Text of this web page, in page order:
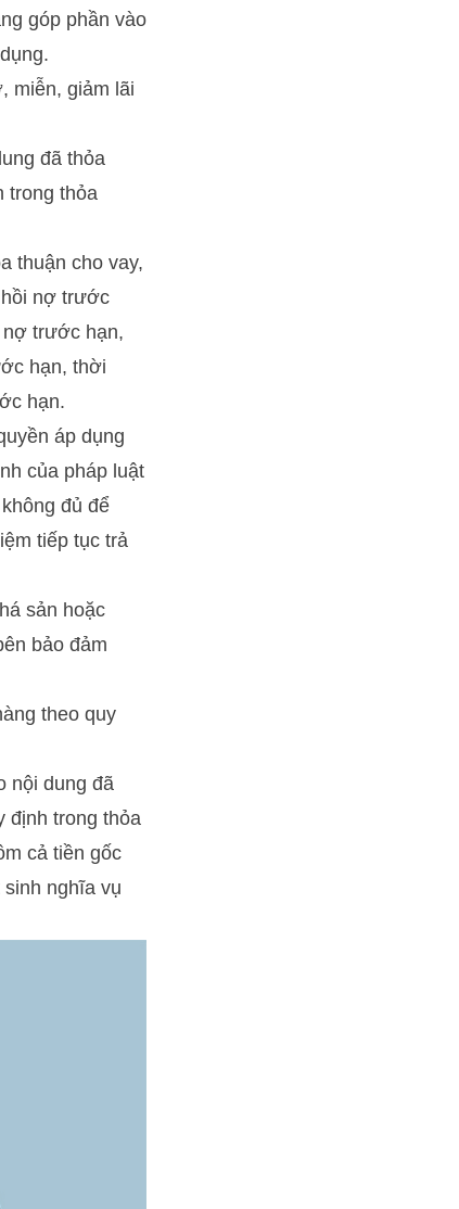
góp phần vào
miễn, giảm lãi
đã thỏa
trong thỏa
thuận cho vay,
hồi nợ trước
nợ trước hạn,
hạn, thời
hạn.
áp dụng
của pháp luật
đủ để
tiếp tục trả
sản hoặc
bảo đảm
theo quy
nội dung đã
định trong thỏa
cả tiền gốc
nghĩa vụ